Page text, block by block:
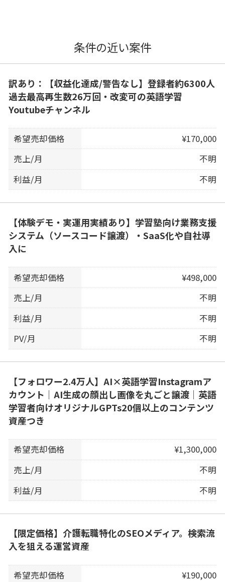
条件の近い案件
訳あり：【収益化達成/警告なし】登録者約6300人
過去最高再生数26万回・改変可の英語学習
Youtubeチャンネル
希望売却価格
¥170,000
売上/月
不明
利益/月
不明
【体験デモ・実運用実績あり】学習塾向け業務支援
システム（ソースコード譲渡）・SaaS化や自社導
入に
希望売却価格
¥498,000
売上/月
不明
利益/月
不明
PV/月
不明
【フォロワー2.4万人】AI×英語学習Instagramア
カウント｜AI生成の顔出し画像を丸ごと譲渡｜英語
学習者向けオリジナルGPTs20個以上のコンテンツ
資産つき
希望売却価格
¥1,300,000
売上/月
不明
利益/月
不明
【限定価格】介護転職特化のSEOメディア。検索流
入を狙える運営資産
希望売却価格
¥190,000